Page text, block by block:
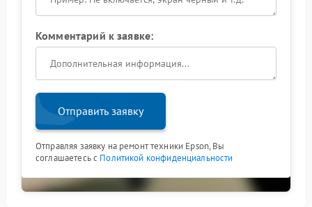
Комментарий к заявке:
Отправить заявку
Отправляя заявку на ремонт техники Epson, Вы
соглашаетесь с Политикой конфиденциальности